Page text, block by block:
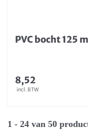
PVC bocht 125
8,52
incl. BTW
1 - 24 van 50